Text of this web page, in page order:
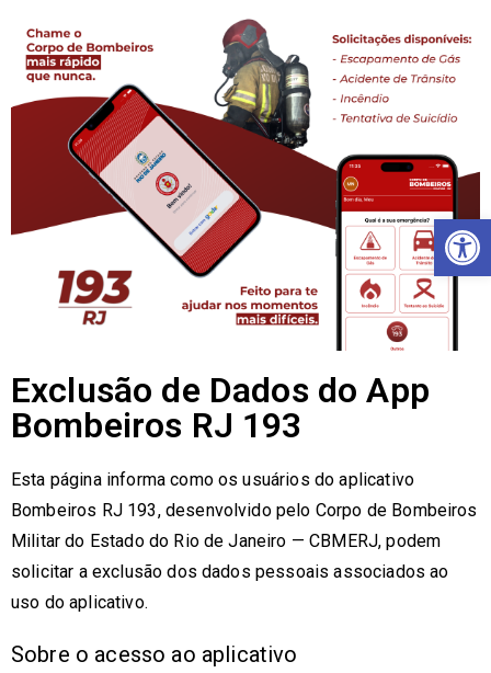
Exclusão de Dados do App
Bombeiros RJ 193
Esta página informa como os usuários do aplicativo
Bombeiros RJ 193, desenvolvido pelo Corpo de Bombeiros
Militar do Estado do Rio de Janeiro — CBMERJ, podem
solicitar a exclusão dos dados pessoais associados ao
uso do aplicativo.
Sobre o acesso ao aplicativo